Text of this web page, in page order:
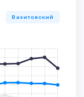
Вахитовский